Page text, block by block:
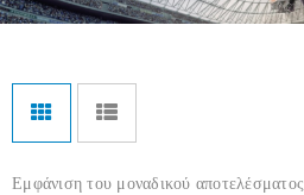
Εμφάνιση του μοναδικού αποτελέσματος